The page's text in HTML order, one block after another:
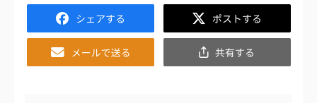
Facebook
Twitter
Email
共
有